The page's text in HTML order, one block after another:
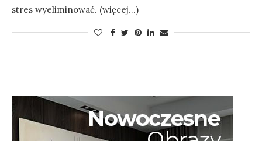
stres wyeliminować. (więcej…)